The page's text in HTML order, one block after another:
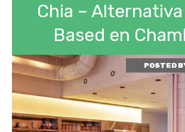
Chia –
Based en
POSTED